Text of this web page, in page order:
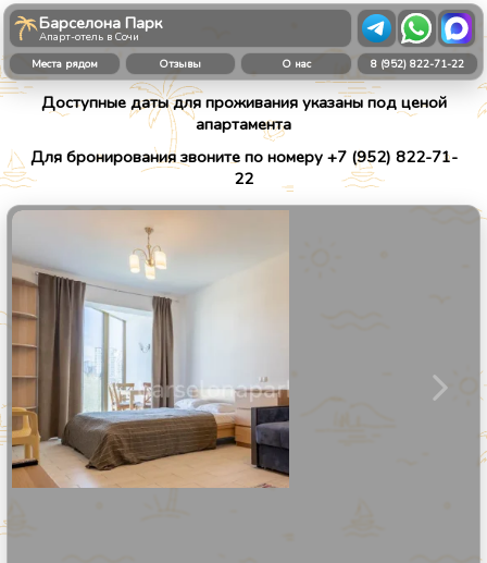
Барселона Парк
Апарт-отель в Сочи
Места рядом
Отзывы О нас 8 (952) 822-71-22
Доступные даты для проживания указаны под ценой
апартамента
Для бронирования звоните по номеру +7 (952) 822-71-
22